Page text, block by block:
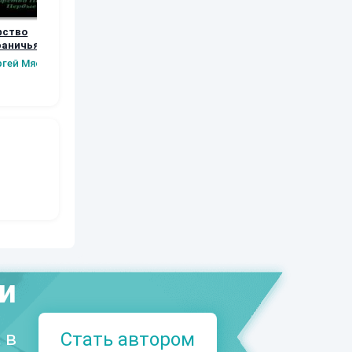
шаги.
2
Мясищев
в Стать автором